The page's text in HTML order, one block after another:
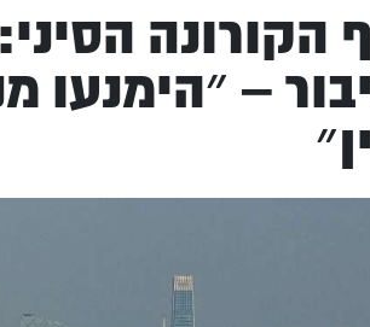
הקורונה
– ״הימנעו